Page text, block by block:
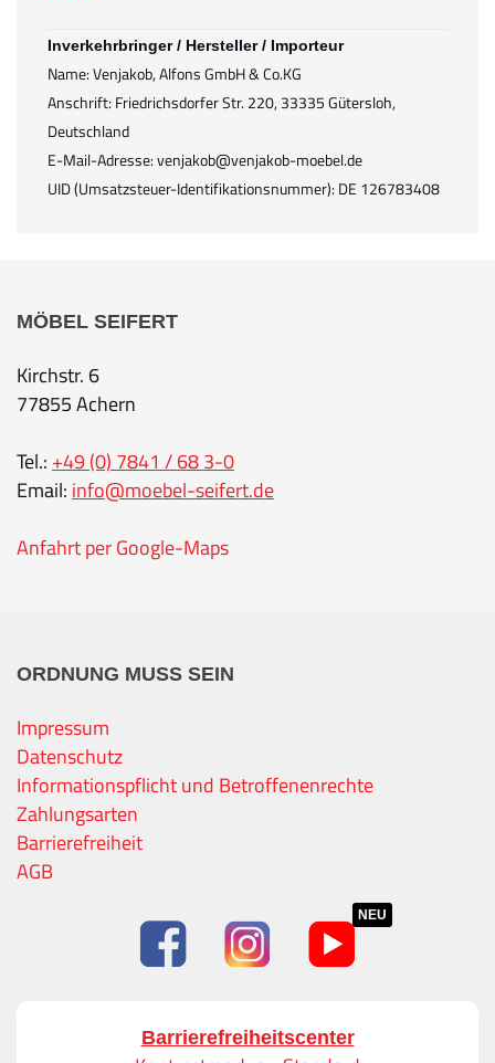
Inverkehrbringer / Hersteller / Importeur
Name: Venjakob, Alfons GmbH & Co.KG
Anschrift: Friedrichsdorfer Str. 220, 33335 Gütersloh,
Deutschland
E-Mail-Adresse: venjakob@venjakob-moebel.de
UID (Umsatzsteuer-Identifikationsnummer): DE 126783408
MÖBEL SEIFERT
Kirchstr. 6
77855 Achern
Tel.:+49 (0) 7841 / 68 3-0
Email:info@moebel-seifert.de
Anfahrt per Google-Maps
ORDNUNG MUSS SEIN
Impressum
Datenschutz
Informationspflicht und Betroffenenrechte
Zahlungsarten
Barrierefreiheit
AGB
NEU
Barrierefreiheitscenter